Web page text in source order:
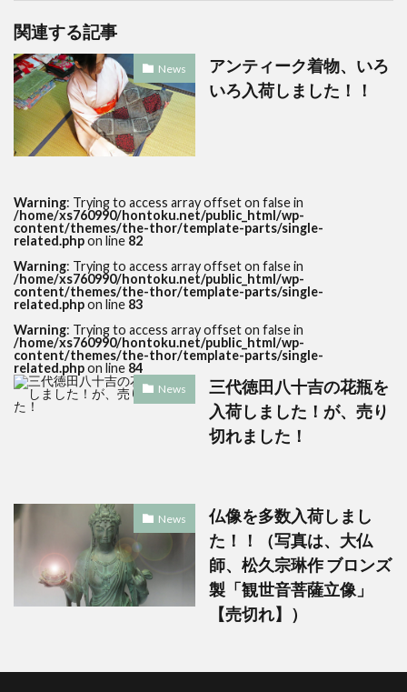
関連する記事
News
アンティーク着物、いろ
いろ入荷しました！！
Warning: Trying to access array offset on false in
/home/xs760990/hontoku.net/public_html/wp-
content/themes/the-thor/template-parts/single-
related.phpon line 82
Warning: Trying to access array offset on false in
/home/xs760990/hontoku.net/public_html/wp-
content/themes/the-thor/template-parts/single-
related.phpon line 83
Warning: Trying to access array offset on false in
/home/xs760990/hontoku.net/public_html/wp-
content/themes/the-thor/template-parts/single-
related.phpon line 84
News
三代徳田八十吉の花瓶を
入荷しました！が、売り
切れました！
News
仏像を多数入荷しまし
た！！（写真は、大仏
師、松久宗琳作 ブロンズ
製「観世音菩薩立像」
【売切れ】）